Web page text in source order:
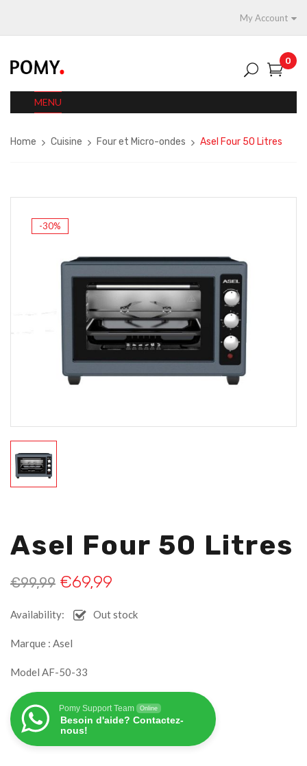
My Account
0
MENU
Home Cuisine Four et Micro-ondes Asel Four 50 Litres
-30%
Asel Four 50 Litres
€99,99 €69,99
Availability: Out stock
Marque : Asel
Model AF-50-33
Pomy Support Team Online
Besoin d'aide? Contactez-
nous!